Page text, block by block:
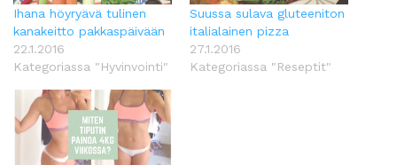
Ihana höyryävä tulinen
kanakeitto pakkaspäivään
22.1.2016
Kategoriassa "Hyvinvointi"
Suussa sulava gluteeniton
italialainen pizza
27.1.2016
Kategoriassa "Reseptit"